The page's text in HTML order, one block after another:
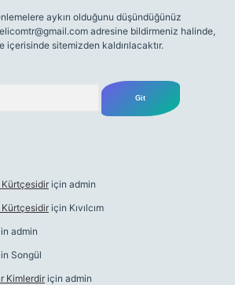
aykırı olduğunu düşündüğünüz
adresine bildirmeniz halinde,
sitemizden kaldırılacaktır.
için admin
için Kıvılcım
admin
Songül
Kimlerdir için admin